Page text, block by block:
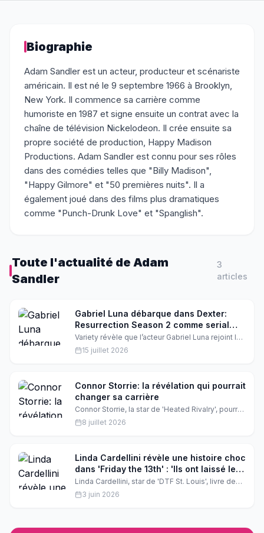
Biographie
Adam Sandler est un acteur, producteur et scénariste
américain. Il est né le 9 septembre 1966 à Brooklyn,
New York. Il commence sa carrière comme
humoriste en 1987 et signe ensuite un contrat avec la
chaîne de télévision Nickelodeon. Il crée ensuite sa
propre société de production, Happy Madison
Productions. Adam Sandler est connu pour ses rôles
dans des comédies telles que "Billy Madison",
"Happy Gilmore" et "50 premières nuits". Il a
également joué dans des films plus dramatiques
comme "Punch-Drunk Love" et "Spanglish".
Toute l'actualité de Adam
Sandler
3
articles
Gabriel Luna débarque dans Dexter:
Resurrection Season 2 comme serial
killer
Variety révèle que l’acteur Gabriel Luna rejoint la
série à succès Dexter: Resurrection en tant que
Ray Ballard, alias The Sleepy‑Eyed Stranger. Ce
déjà l’affrontement qui promet de faire vibrer les
écrans.
15 juillet 2026
Connor Storrie: la révélation qui pourrait
changer sa carrière
Connor Storrie, la star de 'Heated Rivalry', pourrait
décrocher sa première nomination aux Emmy.
Mais qu'est-ce qui se cache derrière cette
8 juillet 2026
Linda Cardellini révèle une histoire choc
dans 'Friday the 13th' : 'Ils ont laissé leur
fils se noyer !'
Linda Cardellini, star de 'DTF St. Louis', livre des
confessions explosives sur son nouveau rôle
dans 'Friday the 13th'. Découvrez les révélations
3 juin 2026